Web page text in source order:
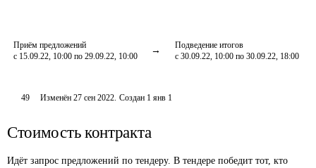
Приём предложений
с 15.09.22, 10:00 по 29.09.22, 10:00
Подведение итогов
с 30.09.22, 10:00 по 30.09.22, 18:00
49 Изменён27 сен 2022. Создан 1 янв 1
Стоимость контракта
Идёт запрос предложений по тендеру. В тендере победит тот, кто